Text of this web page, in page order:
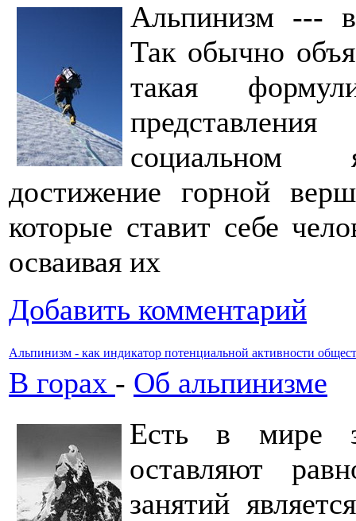
Альпинизм ---
Так обычно
такая
социальном
достижение горной
которые ставит себе
осваивая их
Добавить комментарий
Альпинизм - как индикатор потенциальной активности
В горах - Об альпинизме
Есть в мире
оставляют
занятий